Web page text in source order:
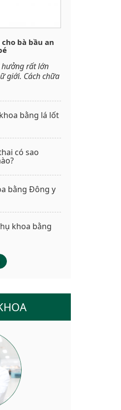
bà bầu an
hưởng rất lớn
giới. Cách chữa
bằng lá lốt
có sao
bằng Đông y
khoa bằng